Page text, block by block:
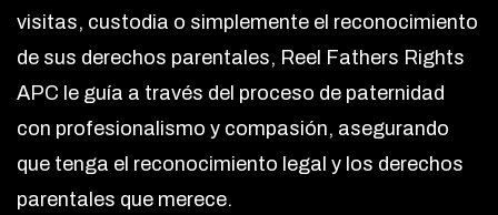
visitas, custodia o simplemente el reconocimiento
de sus derechos parentales, Reel Fathers Rights
APC le guía a través del proceso de paternidad
con profesionalismo y compasión, asegurando
que tenga el reconocimiento legal y los derechos
parentales que merece.